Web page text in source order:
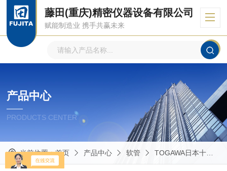
藤田(重庆)精密仪器设备有限公司
赋能制造业 携手共赢未来
产品中心
PRODUCTS CENTER
当前位置：首页 产品中心 软管 TOGAWA日本十川